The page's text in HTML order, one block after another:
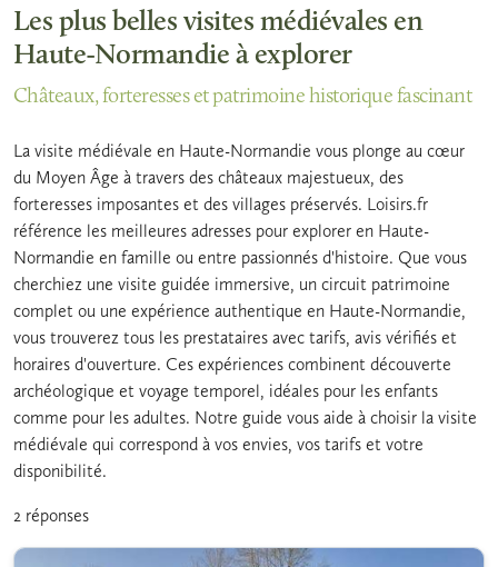
Les plus belles visites médiévales en
Haute-Normandie à explorer
Châteaux, forteresses et patrimoine historique fascinant
La visite médiévale en Haute-Normandie vous plonge au cœur
du Moyen Âge à travers des châteaux majestueux, des
forteresses imposantes et des villages préservés. Loisirs.fr
référence les meilleures adresses pour explorer en Haute-
Normandie en famille ou entre passionnés d'histoire. Que vous
cherchiez une visite guidée immersive, un circuit patrimoine
complet ou une expérience authentique en Haute-Normandie,
vous trouverez tous les prestataires avec tarifs, avis vérifiés et
horaires d'ouverture. Ces expériences combinent découverte
archéologique et voyage temporel, idéales pour les enfants
comme pour les adultes. Notre guide vous aide à choisir la visite
médiévale qui correspond à vos envies, vos tarifs et votre
disponibilité.
2 réponses